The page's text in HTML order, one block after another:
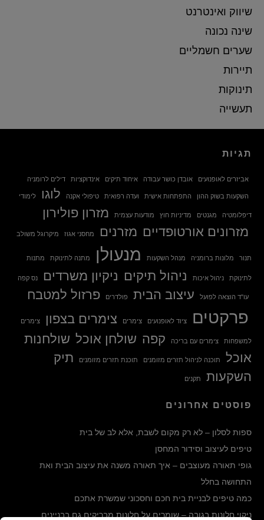
שיווק ואינטרנט
שינה נכונה
שערים חשמליים
תיירות
תינוקות
תעשייה
תגיות
אביזרים לאופנועים אובדן כושר עבודה איחוד תיקים אינדוקציות דילים לרומניה
השקעות בשוק ההון התפתחות אישית ועדה רפואית טיפולי אקנה לוגו לימודי
דיפלומטיה מגנטים מדיניות חוץ מודעות עצמית
מזרון פולירון
מזרונים אורטופדיים מזרנים מחסני אגוז מיקרוגל משולב
תנור מלונות ברומניה מנהל השקעות מנעולן מתנה לתינוקת מתנות
לתינוקת ניהול איכות ניהול תיקים ניקיון משרדים נס קפה
עו"ד הוצאה לפועל עיצוב הבית פולדרים פרזול למטבח
פרקטים ציוד לאופנועים צימרים צימרים בצפון צימרים
למשפחות צימרים עם בריכה קפה שולחן אוכל שולחנות
אוכל
תוכנה לניהול תזרים מזומנים תוכנת תזרים מזומנים
תיק
השקעות
תקנים
פוסטים אחרונים
ספות לסלון – לא רק מקום לשבת, אלא לב של בית
טיפים לעיצוב וסידור המחסן
גופי תאורה מעוצבים – איך תאורה משנה את עיצוב הבית ואת
התחושה בחלל
כמה טיפים לבניית בית חכם וחסכוני שמשרת אתכם
ניקוי חלונות בגובה – שומרים על חלונות מבריקים גם בבניינים